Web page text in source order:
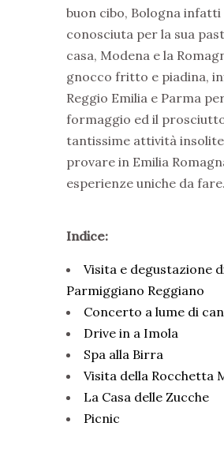
buon cibo, Bologna infatti
conosciuta per la sua
casa, Modena e la
gnocco fritto e piadina,
Reggio Emilia e Parma
formaggio ed il
tantissime attività
provare in Emilia
esperienze uniche da fare.
Indice:
Visita e degustazione
Parmiggiano Reggiano
Concerto a lume di
Drive in a Imola
Spa alla Birra
Visita della Rocchetta
La Casa delle Zucche
Picnic